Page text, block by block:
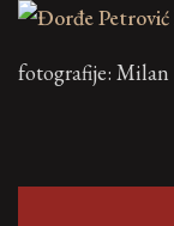
fotografije: